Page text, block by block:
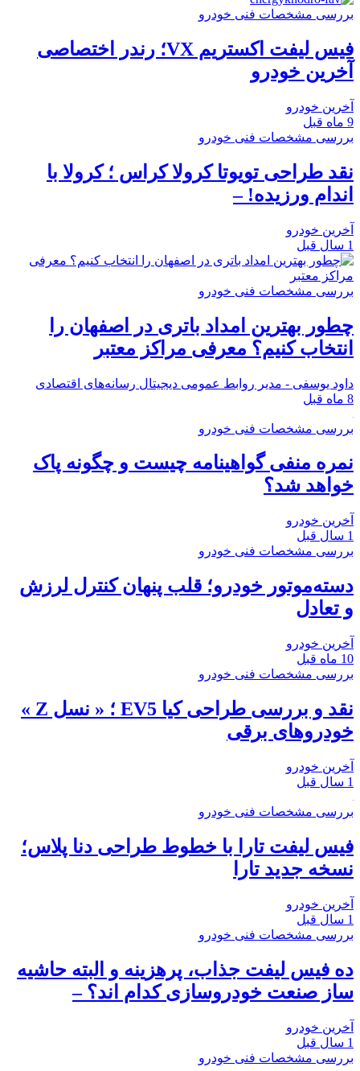
بررسی مشخصات فنی خودرو
فیس لیفت اکستریم VX؛ رندر اختصاصی
آخرین خودرو
آخرین خودرو
9 ماه قبل
بررسی مشخصات فنی خودرو
نقد طراحی تویوتا کرولا کراس ؛ کرولا با
اندام ورزیده! –
آخرین خودرو
1 سال قبل
بررسی مشخصات فنی خودرو
چطور بهترین امداد باتری در اصفهان را
انتخاب کنیم؟ معرفی مراکز معتبر
داود یوسفی - مدیر روابط عمومی دیجیتال رسانه‌های اقتصادی
8 ماه قبل
بررسی مشخصات فنی خودرو
نمره منفی گواهینامه چیست و چگونه پاک
خواهد شد؟
آخرین خودرو
1 سال قبل
بررسی مشخصات فنی خودرو
دسته‌موتور خودرو؛ قلب پنهان کنترل لرزش
و تعادل
آخرین خودرو
10 ماه قبل
بررسی مشخصات فنی خودرو
نقد و بررسی طراحی کیا EV5 ؛ « نسل Z »
خودروهای برقی
آخرین خودرو
1 سال قبل
بررسی مشخصات فنی خودرو
فیس لیفت تارا با خطوط طراحی دنا پلاس؛
نسخه جدید تارا
آخرین خودرو
1 سال قبل
بررسی مشخصات فنی خودرو
ده فیس لیفت جذاب، پرهزینه و البته حاشیه
ساز صنعت خودروسازی کدام اند؟ –
آخرین خودرو
1 سال قبل
بررسی مشخصات فنی خودرو